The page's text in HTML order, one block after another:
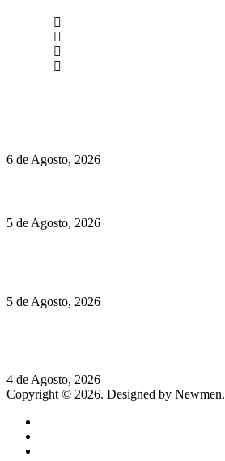
6 de Agosto, 2026
5 de Agosto, 2026
5 de Agosto, 2026
4 de Agosto, 2026
Copyright © 2026. Designed by Newmen.